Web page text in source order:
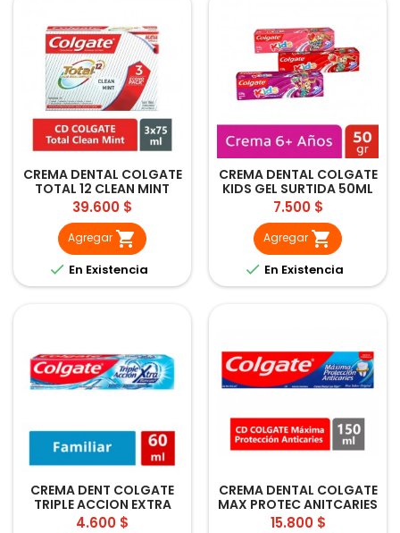
CREMA DENTAL COLGATE
TOTAL 12 CLEAN MINT
3UNDX75ML
Precio
39.600 $
Agregar 
 En Existencia
CREMA DENTAL COLGATE
KIDS GEL SURTIDA 50ML
Precio
7.500 $
Agregar 
 En Existencia
CREMA DENT COLGATE
TRIPLE ACCION EXTRA
BLAN 60ML
Precio
4.600 $
CREMA DENTAL COLGATE
MAX PROTEC ANITCARIES
150ML
Precio
15.800 $